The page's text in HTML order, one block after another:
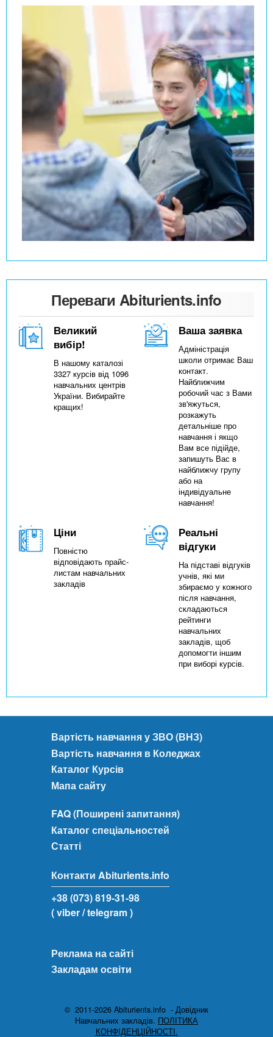
Переваги Abiturients.info
Великий
вибір!
В нашому каталозі
3327 курсів від 1096
навчальних центрів
України. Вибирайте
кращих!
Ваша заявка
Адміністрація
школи отримає Ваш
контакт.
Найближчим
робочий час з Вами
зв'яжуться,
розкажуть
детальніше про
навчання і якщо
Вам все підійде,
запишуть Вас в
найближчу групу
або на
індивідуальне
навчання!
Ціни
Повністю
відповідають прайс-
листам навчальних
закладів
Реальні
відгуки
На підставі відгуків
учнів, які ми
збираємо у кожного
після навчання,
складаються
рейтинги
навчальних
закладів, щоб
допомогти іншим
при виборі курсів.
Вартість навчання у ЗВО (ВНЗ)
Вартість навчання в Коледжах
Каталог Курсів
Мапа сайту
FAQ (Поширені запитання)
Каталог спеціальностей
Статті
Контакти Abiturients.info
+38 (073) 819-31-98
( viber/ telegram )
Реклама на сайті
Закладам освіти
© 2011-2026 Abiturients.info - Довідник
Навчальних закладів. ПОЛІТИКА
КОНФІДЕНЦІЙНОСТІ.